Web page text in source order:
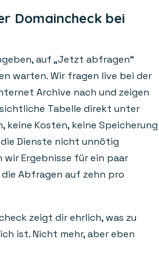
Domaincheck bei
auf „Jetzt abfragen“
warten. Wir fragen live bei der
Archive nach und zeigen
Tabelle direkt unter
keine Kosten, keine Speicherung
die Dienste nicht unnötig
Ergebnisse für ein paar
Abfragen auf zehn pro
zeigt dir ehrlich, was zu
ist. Nicht mehr, aber eben